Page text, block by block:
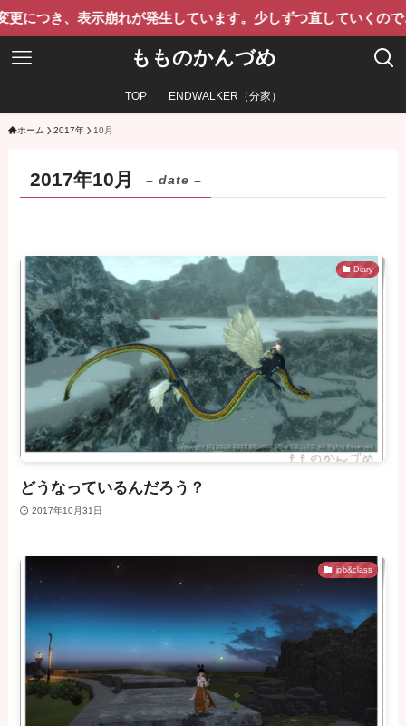
示崩れが発生しています。少しずつ直していくのでご了承くだ
もものかんづめ
TOP ENDWALKER（分家）
ホーム 2017年 10月
2017年10月 – date –
Diary
どうなっているんだろう？
2017年10月31日
job&class